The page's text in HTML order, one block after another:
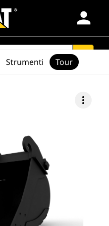
person
search
more_vert
Strumenti Tour